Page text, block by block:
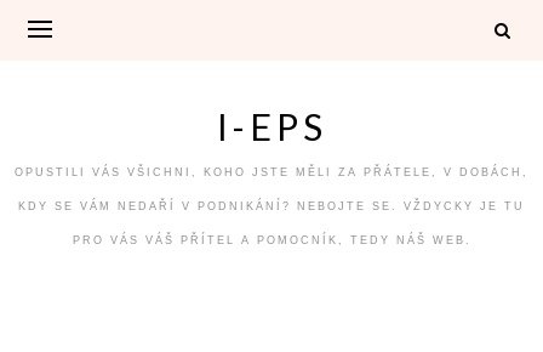
I-EPS
OPUSTILI VÁS VŠICHNI, KOHO JSTE MĚLI ZA PŘÁTELE, V DOBÁCH,
KDY SE VÁM NEDAŘÍ V PODNIKÁNÍ? NEBOJTE SE. VŽDYCKY JE TU
PRO VÁS VÁŠ PŘÍTEL A POMOCNÍK, TEDY NÁŠ WEB.